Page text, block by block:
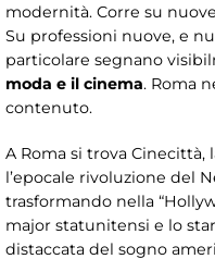
modernità. Corre su
Su professioni nuove, e
particolare segnano
moda e il cinema. Roma
contenuto.
A Roma si trova
l’epocale rivoluzione del
trasformando nella
major statunitensi e lo
distaccata del sogno